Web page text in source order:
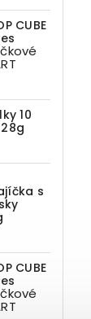
CUBE
10
s
CUBE
batoh,
a...